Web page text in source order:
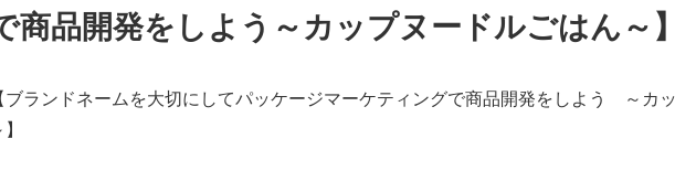
商品開発をしよう～カップヌードルごはん～】
ブランドネームを大切にしてパッケージマーケティングで商品開発をしよう ～カ